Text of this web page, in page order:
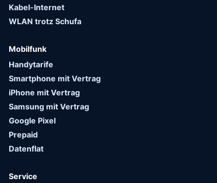
Kabel-Internet
WLAN trotz Schufa
Mobilfunk
Handytarife
Smartphone mit Vertrag
iPhone mit Vertrag
Samsung mit Vertrag
Google Pixel
Prepaid
Datenflat
Service